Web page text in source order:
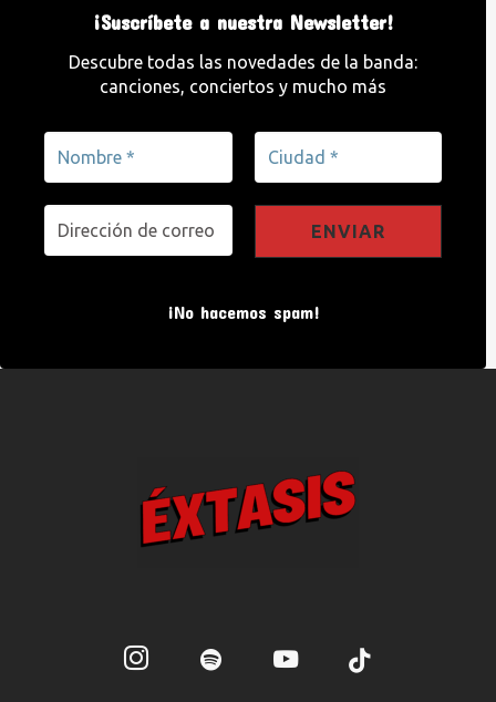
¡Suscríbete a nuestra Newsletter!
Descubre todas las novedades de la banda:
canciones, conciertos y mucho más
¡No hacemos spam!